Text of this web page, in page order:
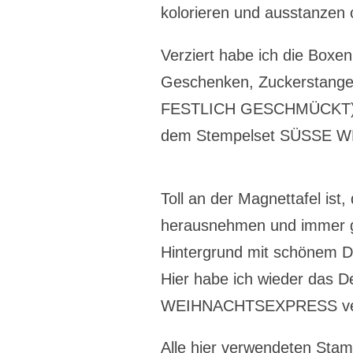
kolorieren und ausstanzen
Verziert habe ich die
Geschenken,
FESTLICH
dem Stempelset SÜSSE
Toll an der Magnettafel
herausnehmen und
Hintergrund mit schönem
Hier habe ich wieder das
WEIHNACHTSEXPRESS
Alle hier verwendeten